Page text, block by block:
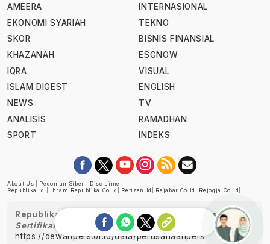
AMEERA
EKONOMI SYARIAH
SKOR
KHAZANAH
IQRA
ISLAM DIGEST
NEWS
ANALISIS
SPORT
INTERNASIONAL
TEKNO
BISNIS FINANSIAL
ESGNOW
VISUAL
ENGLISH
TV
RAMADHAN
INDEKS
About Us Pedoman Siber
Disclaimer
Republika.id
Ihram.republika.co.id Retizen.id Rejabar.co.id Rejogja.co.id
Republika telah diverifikasi oleh Dewan Pers
Sertifikat Nomor 1058/DP-Verifikasi/K/XII/2022
https://dewanpers.or.id/data/perusahaanpers